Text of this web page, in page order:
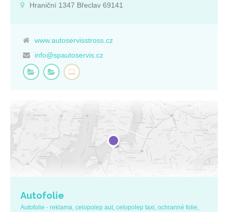
geometrie předních náprav.
Hraniční 1347 Břeclav 69141
www.autoservisstross.cz
info@spautoservis.cz
Autofolie
Autofolie - reklama, celopolep aut, celopolep taxi, ochranné folie,